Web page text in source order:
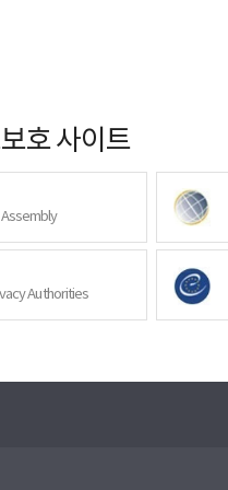
호 사이트
Authorities